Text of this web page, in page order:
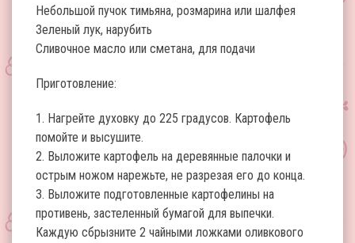
Небольшой пучок тимьяна, розмарина или шалфея
Зеленый лук, нарубить
Сливочное масло или сметана, для подачи
Приготовление:
1. Нагрейте духовку до 225 градусов. Картофель
помойте и высушите.
2. Выложите картофель на деревянные палочки и
острым ножом нарежьте, не разрезая его до конца.
3. Выложите подготовленные картофелины на
противень, застеленный бумагой для выпечки.
Каждую сбрызните 2 чайными ложками оливкового